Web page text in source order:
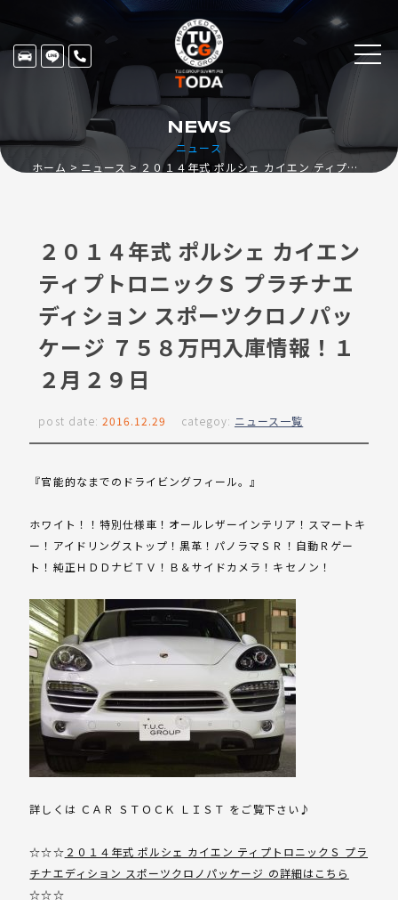
ニュース
NEWS
ホーム ニュース ２０１４年式 ポルシェ カイエン ティプトロニックＳ プラチナエディション スポーツクロノパッケージ ７５８万円入庫情報！１２月２９日
２０１４年式 ポルシェ カイエン
ティプトロニックＳ プラチナエ
ディション スポーツクロノパッ
ケージ ７５８万円入庫情報！１
２月２９日
post date: 2016.12.29 categoy: ニュース一覧
『官能的なまでのドライビングフィール。』
ホワイト！！特別仕様車！オールレザーインテリア！スマートキ
ー！アイドリングストップ！黒革！パノラマＳＲ！自動Ｒゲー
ト！純正ＨＤＤナビＴＶ！Ｂ＆サイドカメラ！キセノン！
詳しくは ＣＡＲ ＳＴＯＣＫ ＬＩＳＴ をご覧下さい♪
☆☆☆ ２０１４年式 ポルシェ カイエン ティプトロニックＳ プラ
チナエディション スポーツクロノパッケージ の詳細はこちら
☆☆☆